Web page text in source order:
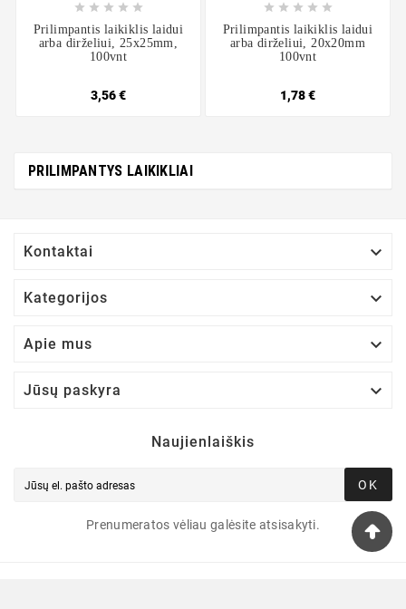
    
Prilimpantis laikiklis laidui
arba dirželiui, 25x25mm,
100vnt
3,56 €
    
Prilimpantis laikiklis laidui
arba dirželiui, 20x20mm
100vnt
1,78 €
PRILIMPANTYS LAIKIKLIAI
Kontaktai 
Kategorijos 
Apie mus 
Jūsų paskyra 
Naujienlaiškis
OK
Prenumeratos vėliau galėsite atsisakyti.